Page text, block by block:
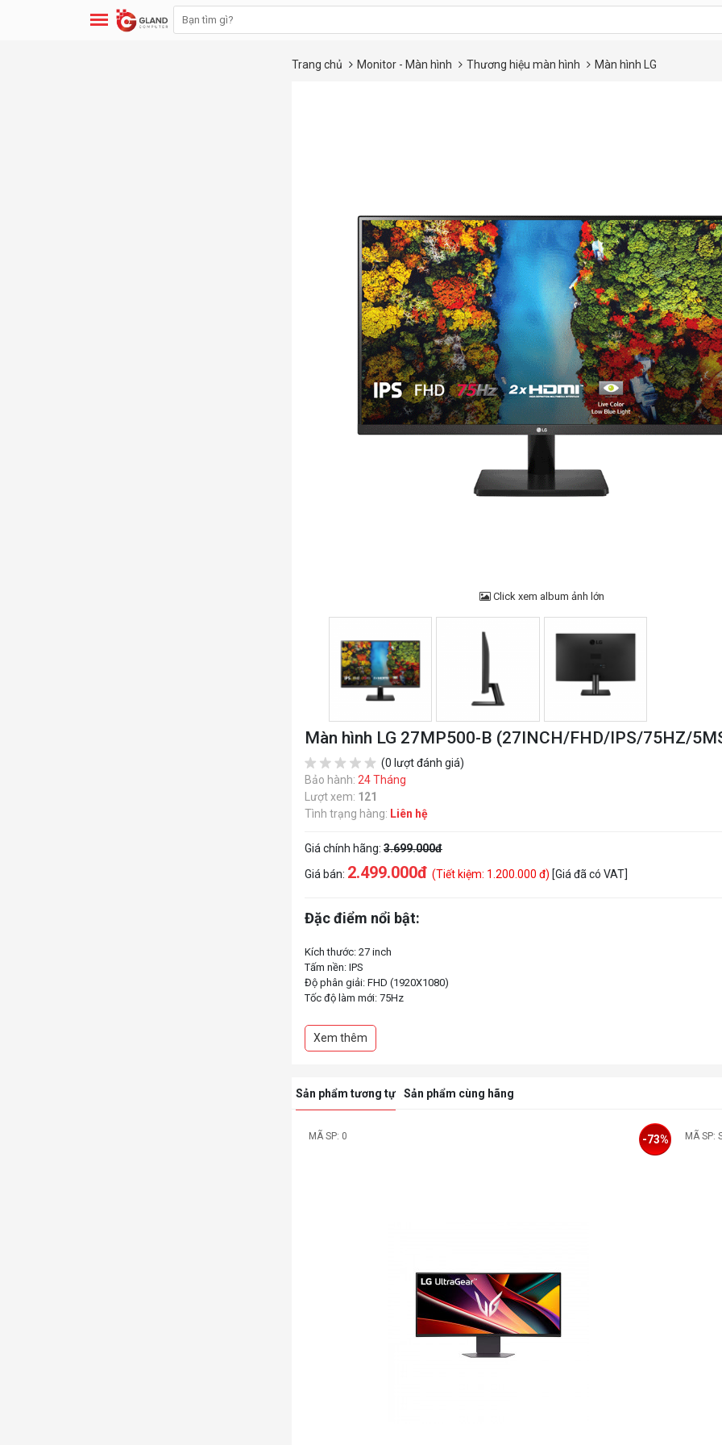
Trang chủ Monitor - Màn hình Thương hiệu màn hình Màn hình LG
Click xem album ảnh lớn
Màn hình LG 27MP500-B (27INCH/FHD/IPS/75HZ/
(0 lượt đánh giá)
Bảo hành: 24 Tháng
Lượt xem: 121
Tình trạng hàng: Liên hệ
Giá chính hãng: 3.699.000đ
Giá bán: 2.499.000đ (Tiết kiệm: 1.200.000 đ) [Giá đã có VAT]
Đặc điểm nổi bật:
Kích thước: 27 inch
Tấm nền: IPS
Độ phân giải: FHD (1920X1080)
Tốc độ làm mới: 75Hz
Cổng kết nối: HDMI x 2, H/P out
Xem thêm
Sản phẩm tương tự Sản phẩm cùng hãng
MÃ SP: SP008086 -28% MÃ SP: 0